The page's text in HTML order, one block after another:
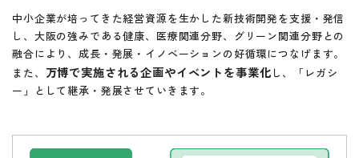
中小企業が培ってきた経営資源を生かした新技術開発を支援・発信
し、大阪の強みである健康、医療関連分野、グリーン関連分野との
融合により、成長・発展・イノベーションの好循環につなげます。
また、 万博で実施される企画やイベントを事業化 し、「レガシ
ー」として継承・発展させていきます。